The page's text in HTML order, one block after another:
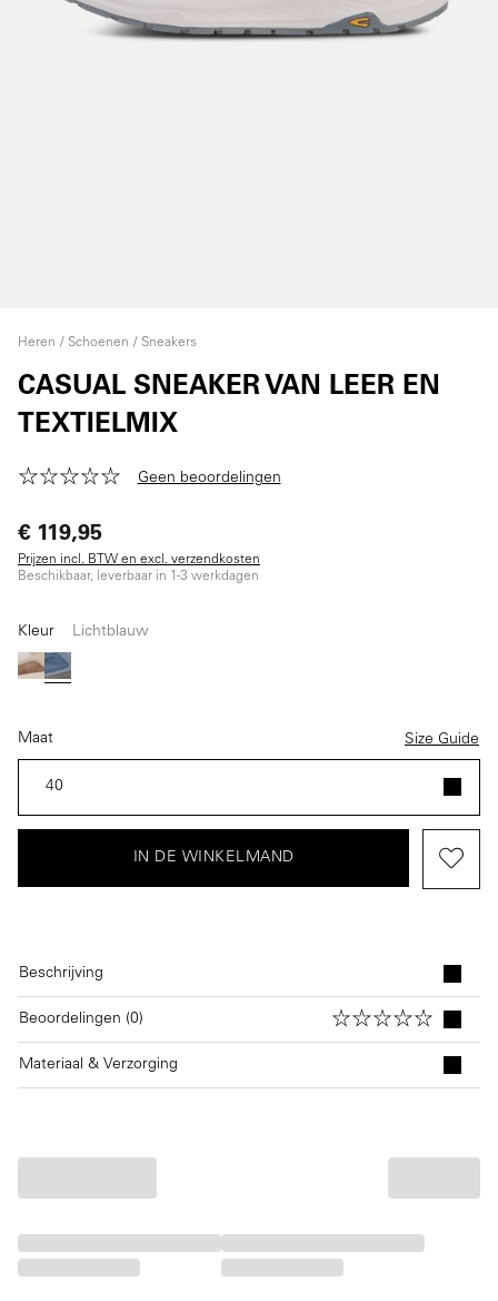
Heren Schoenen Sneakers
CASUAL SNEAKER VAN LEER EN
TEXTIELMIX
Geen beoordelingen
€ 119,95
Prijzen incl. BTW en excl. verzendkosten
Beschikbaar, leverbaar in 1-3 werkdagen
Kleur Lichtblauw
BeigeLichtblauw
Maat Size Guide
40
IN DE WINKELMAND
Beschrijving
Beoordelingen (0)
Materiaal & Verzorging